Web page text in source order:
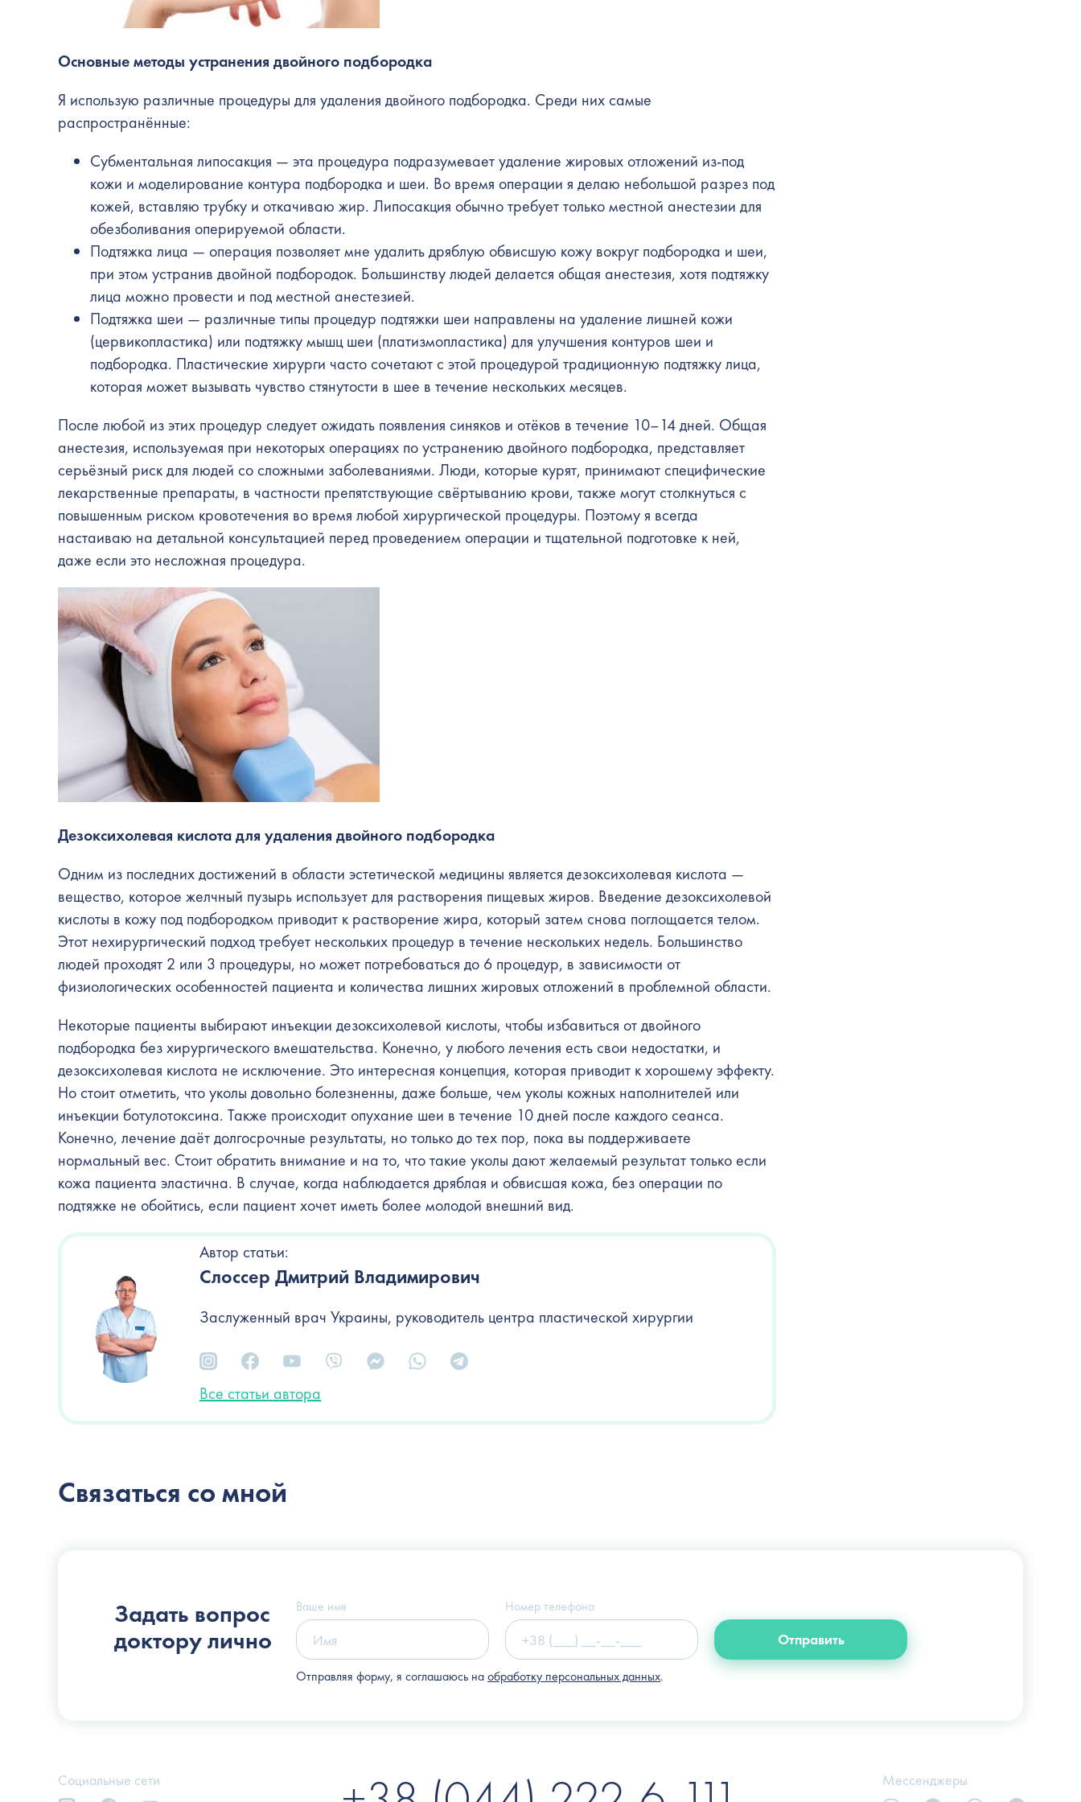
Основные методы устранения двойного подбородка
Я использую различные процедуры для удаления двойного подбородка. Среди них самые
распространённые:
Субментальная липосакция — эта процедура подразумевает удаление жировых отложений из-под
кожи и моделирование контура подбородка и шеи. Во время операции я делаю небольшой разрез под
кожей, вставляю трубку и откачиваю жир. Липосакция обычно требует только местной анестезии для
обезболивания оперируемой области.
Подтяжка лица — операция позволяет мне удалить дряблую обвисшую кожу вокруг подбородка и шеи,
при этом устранив двойной подбородок. Большинству людей делается общая анестезия, хотя подтяжку
лица можно провести и под местной анестезией.
Подтяжка шеи — различные типы процедур подтяжки шеи направлены на удаление лишней кожи
(цервикопластика) или подтяжку мышц шеи (платизмопластика) для улучшения контуров шеи и
подбородка. Пластические хирурги часто сочетают с этой процедурой традиционную подтяжку лица,
которая может вызывать чувство стянутости в шее в течение нескольких месяцев.
После любой из этих процедур следует ожидать появления синяков и отёков в течение 10–14 дней. Общая
анестезия, используемая при некоторых операциях по устранению двойного подбородка, представляет
серьёзный риск для людей со сложными заболеваниями. Люди, которые курят, принимают специфические
лекарственные препараты, в частности препятствующие свёртыванию крови, также могут столкнуться с
повышенным риском кровотечения во время любой хирургической процедуры. Поэтому я всегда
настаиваю на детальной консультацией перед проведением операции и тщательной подготовке к ней,
даже если это несложная процедура.
Дезоксихолевая кислота для удаления двойного подбородка
Одним из последних достижений в области эстетической медицины является дезоксихолевая кислота —
вещество, которое желчный пузырь использует для растворения пищевых жиров. Введение дезоксихолевой
кислоты в кожу под подбородком приводит к растворение жира, который затем снова поглощается телом.
Этот нехирургический подход требует нескольких процедур в течение нескольких недель. Большинство
людей проходят 2 или 3 процедуры, но может потребоваться до 6 процедур, в зависимости от
физиологических особенностей пациента и количества лишних жировых отложений в проблемной области.
Некоторые пациенты выбирают инъекции дезоксихолевой кислоты, чтобы избавиться отдвойного
подбородка без хирургического вмешательства. Конечно, у любого лечения есть свои недостатки, и
дезоксихолевая кислота не исключение. Это интересная концепция, которая приводит к хорошему эффекту.
Но стоит отметить, что уколы довольно болезненны, даже больше, чем уколы кожных наполнителей или
инъекции ботулотоксина. Также происходит опухание шеи в течение 10 дней после каждого сеанса.
Конечно, лечение даёт долгосрочные результаты, но только до тех пор, пока вы поддерживаете
нормальный вес. Стоит обратить внимание и на то, что такие уколы дают желаемый результат только если
кожа пациента эластична. В случае, когда наблюдается дряблая и обвисшая кожа, без операции по
подтяжке не обойтись, если пациент хочет иметь более молодой внешний вид.
Автор статьи:
Слоссер Дмитрий Владимирович
Заслуженный врач Украины, руководитель центра пластической хирургии
Все статьи автора
Связаться со мной
info@slosser.com.ua
Задать вопрос
доктору лично
Ваше имя Номер телефона
Отправить
Отправляя форму, я соглашаюсь наобработку персональных данных.
Социальные сети Мессенджеры